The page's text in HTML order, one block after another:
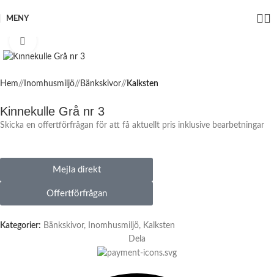
MENY
Hem/ Inomhusmiljö/ Bänkskivor/ Kalksten
Kinnekulle Grå nr 3
Skicka en offertförfrågan för att få aktuellt pris inklusive bearbetningar
Mejla direkt
Offertförfrågan
Kategorier: Bänkskivor, Inomhusmiljö, Kalksten
Dela